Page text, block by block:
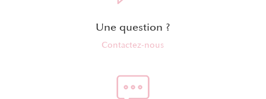
Une question ?
Contactez-nous